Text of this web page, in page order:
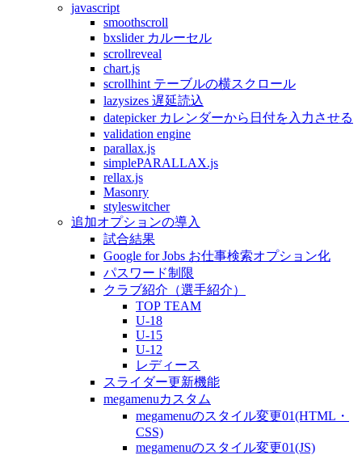
javascript
smoothscroll
bxslider カルーセル
scrollreveal
chart.js
scrollhint テーブルの横スクロール
lazysizes 遅延読込
datepicker カレンダーから日付を入力させる
validation engine
parallax.js
simplePARALLAX.js
rellax.js
Masonry
styleswitcher
追加オプションの導入
試合結果
Google for Jobs お仕事検索オプション化
パスワード制限
クラブ紹介（選手紹介）
TOP TEAM
U-18
U-15
U-12
レディース
スライダー更新機能
megamenuカスタム
megamenuのスタイル変更01(HTML・
CSS)
megamenuのスタイル変更01(JS)